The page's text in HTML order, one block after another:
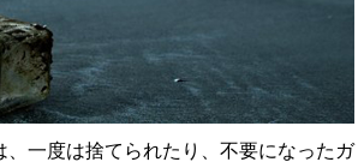
、一度は捨てられたり、不要になったガ